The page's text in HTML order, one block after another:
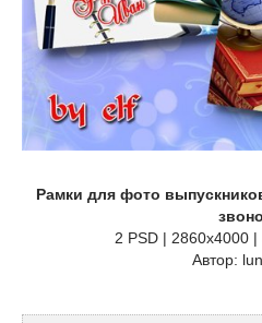
Рамки для фото
2 PSD | 2860х4000
Автор: